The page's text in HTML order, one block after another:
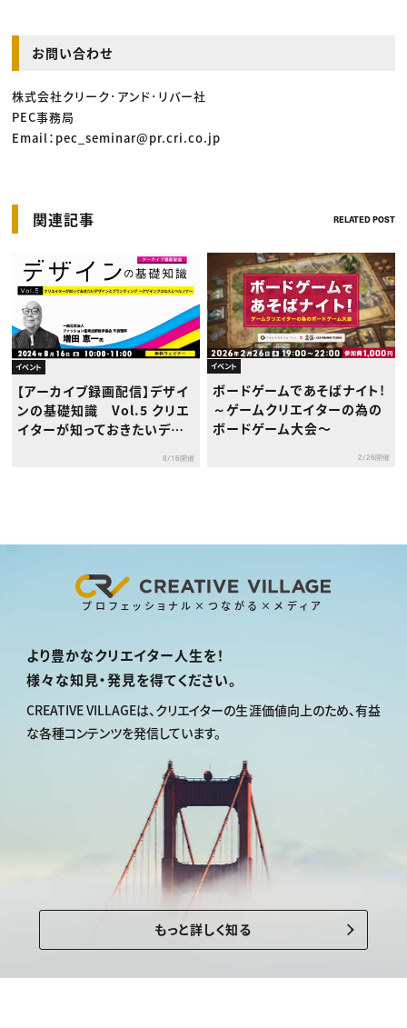
お問い合わせ
株式会社クリーク･アンド･リバー社
PEC事務局
Email：pec_seminar@pr.cri.co.jp
関連記事 RELATED POST
イベント
【アーカイブ録画配信】デザイ
ンの基礎知識 Vol.5 クリエ
イターが知っておきたいデザ
インプロセスとペルソナ～8/16開催
イベント
ボードゲームであそばナイト!
～ゲームクリエイターの為の
ボードゲーム大会〜
2/26開催
プロフェッショナル×つながる×メディア
より豊かなクリエイター人生を！
様々な知見・発見を得てください。
CREATIVE VILLAGEは、 クリエイターの生涯価値向上のため、有益
な各種コンテンツを発信しています。
もっと詳しく知る